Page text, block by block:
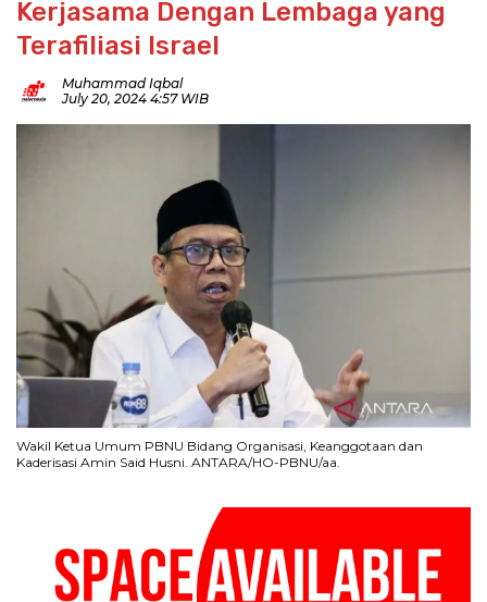
Kerjasama Dengan Lembaga yang
Terafiliasi Israel
Muhammad Iqbal
July 20, 2024 4:57 WIB
Wakil Ketua Umum PBNU Bidang Organisasi, Keanggotaan dan
Kaderisasi Amin Said Husni. ANTARA/HO-PBNU/aa.